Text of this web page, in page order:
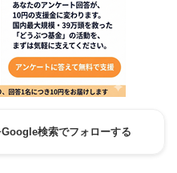
検索でフォローする